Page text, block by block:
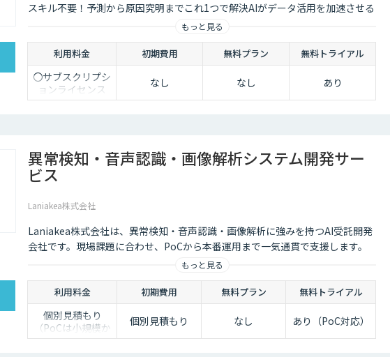
スキル不要！予測から原因究明までこれ1つで解決AIがデータ活用を加速させる
もっと見る
利用料金 初期費用 無料プラン 無料トライアル
〇サブスクリプシ
ョンライセンス
（年額）
※ライセンス価格
はお問い合わせく
ださい。
あたりに１ライセ
ンスが必要です。
※伴走サポート、
初期構築支援、
PoC支援などもオ
としてご提供可能
です。
なし なし あり
異常検知・音声認識・画像解析システム開発サー
ビス
Laniakea株式会社
Laniakea株式会社は、異常検知・音声認識・画像解析に強みを持つAI受託開発
会社です。現場課題に合わせ、PoCから本番運用まで一気通貫で支援します。
もっと見る
利用料金 初期費用 無料プラン 無料トライアル
個別見積もり
（PoCは小規模か
ら対応）
個別見積もり なし あり（PoC対応）